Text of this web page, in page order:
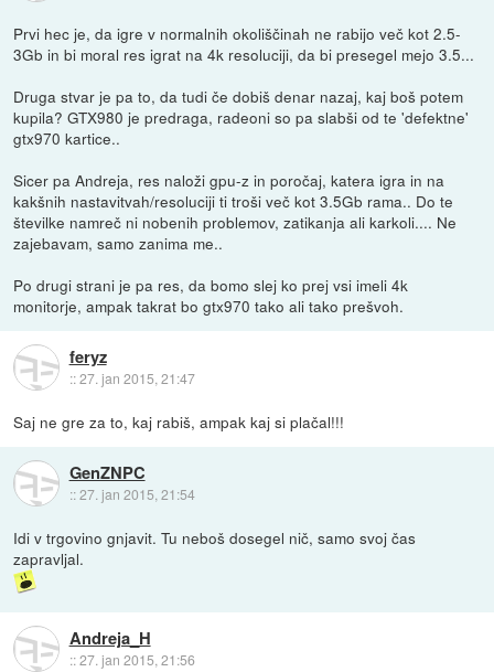
Prvi hec je, da igre v normalnih okoliščinah ne rabijo več kot 2.5-
3Gb in bi moral res igrat na 4k resoluciji, da bi presegel mejo 3.5...
Druga stvar je pa to, da tudi če dobiš denar nazaj, kaj boš potem
kupila? GTX980 je predraga, radeoni so pa slabši od te 'defektne'
gtx970 kartice..
Sicer pa Andreja, res naloži gpu-z in poročaj, katera igra in na
kakšnih nastavitvah/resoluciji ti troši več kot 3.5Gb rama.. Do te
številke namreč ni nobenih problemov, zatikanja ali karkoli.... Ne
zajebavam, samo zanima me..
Po drugi strani je pa res, da bomo slej ko prej vsi imeli 4k
monitorje, ampak takrat bo gtx970 tako ali tako prešvoh.
feryz
::27. jan 2015, 21:47
Saj ne gre za to, kaj rabiš, ampak kaj si plačal!!!
GenZNPC
::27. jan 2015, 21:54
Idi v trgovino gnjavit. Tu neboš dosegel nič, samo svoj čas
zapravljal.
Andreja_H
::27. jan 2015, 21:56